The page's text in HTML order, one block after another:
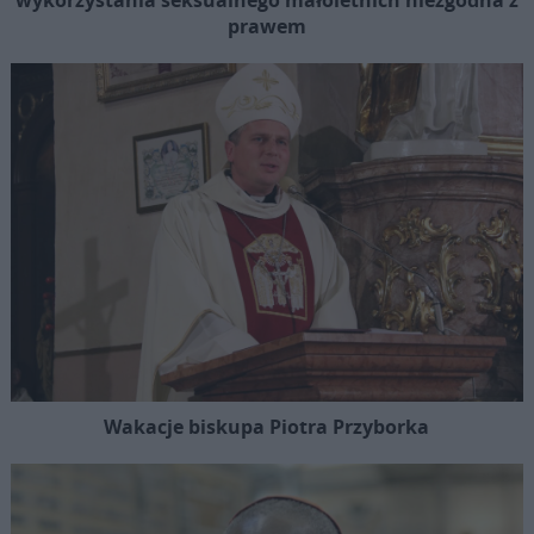
prawem
Wakacje biskupa Piotra Przyborka